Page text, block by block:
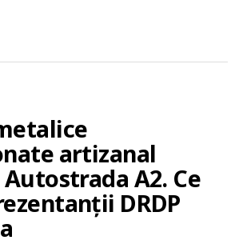
artizanal
A2. Ce
DRDP